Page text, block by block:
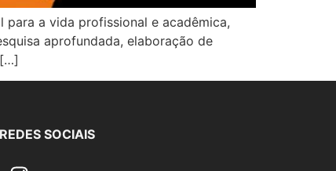
para a vida profissional e acadêmica,
aprofundada, elaboração de
REDES SOCIAIS